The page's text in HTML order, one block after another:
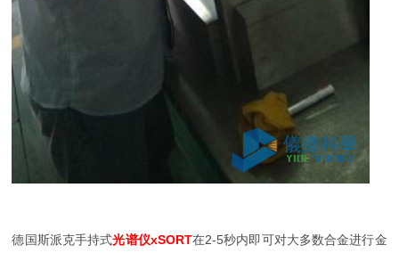
德国斯派克手持式光谱仪xSORT在2-5秒内即可对大多数合金进行金